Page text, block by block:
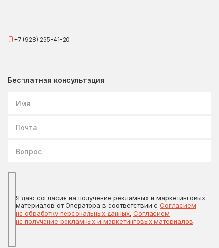
+7 (928) 265-41-20
Бесплатная консультация
Я даю согласие на получение рекламных и маркетинговых
материалов от Оператора в соответствии с Согласием
на обработку персональных данных, Согласием
на получение рекламных и маркетинговых материалов.